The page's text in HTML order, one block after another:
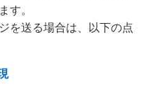
す。
を送る場合は、以下の点